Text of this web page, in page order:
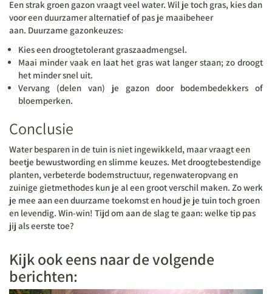
Een strak groen gazon vraagt veel water. Wil je toch gras, kies dan
voor een duurzamer alternatief of pas je maaibeheer
aan. Duurzame gazonkeuzes:
Kies een droogtetolerant graszaadmengsel.
Maai minder vaak en laat het gras wat langer staan; zo droogt
het minder snel uit.
Vervang (delen van) je gazon door bodembedekkers of
bloemperken.
Conclusie
Water besparen in de tuin is niet ingewikkeld, maar vraagt een
beetje bewustwording en slimme keuzes. Met droogtebestendige
planten, verbeterde bodemstructuur, regenwateropvang en
zuinige gietmethodes kun je al een groot verschil maken. Zo werk
je mee aan een duurzame toekomst en houd je je tuin toch groen
en levendig. Win-win! Tijd om aan de slag te gaan: welke tip pas
jij als eerste toe?
Kijk ook eens naar de volgende
berichten: